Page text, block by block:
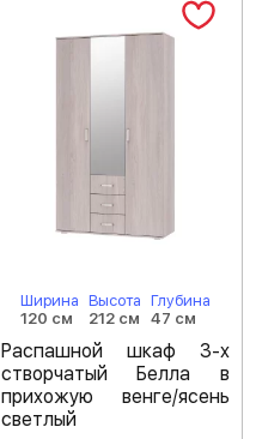
Ширина
120 см
Высота
212 см
Глубина
47 см
Распашной шкаф 3-х
створчатый Белла в
прихожую венге/ясень
светлый